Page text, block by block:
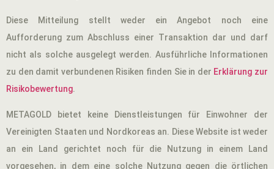
Diese Mitteilung stellt weder ein Angebot noch eine
Aufforderung zum Abschluss einer Transaktion dar und darf
nicht als solche ausgelegt werden. Ausführliche Informationen
zu den damit verbundenen Risiken finden Sie in der Erklärung zur
Risikobewertung.
METAGOLD bietet keine Dienstleistungen für Einwohner der
Vereinigten Staaten und Nordkoreas an. Diese Website ist weder
an ein Land gerichtet noch für die Nutzung in einem Land
vorgesehen, in dem eine solche Nutzung gegen die örtlichen